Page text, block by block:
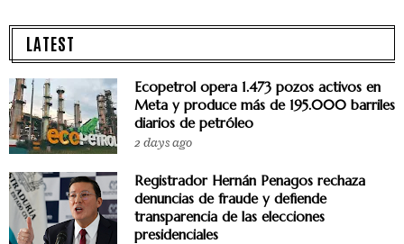
LATEST
Ecopetrol opera 1.473 pozos activos en
Meta y produce más de 195.000 barriles
diarios de petróleo
2 days ago
Registrador Hernán Penagos rechaza
denuncias de fraude y defiende
transparencia de las elecciones
presidenciales